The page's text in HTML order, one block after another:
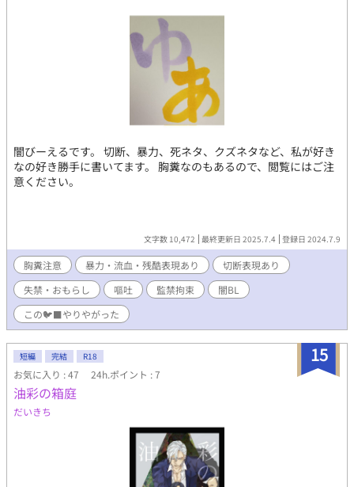
闇びーえるです。 切断、暴力、死ネタ、クズネタなど、私が好き
なの好き勝手に書いてます。 胸糞なのもあるので、閲覧にはご注
意ください。
文字数 10,472 最終更新日 2025.7.4 登録日 2024.7.9
胸糞注意 暴力・流血・残酷表現あり
切断表現あり
失禁・おもらし
嘔吐 監禁拘束
闇BL
この🐦‍⬛やりやがった
15
短編 完結 R18
お気に入り : 47 24h.ポイント : 7
油彩の箱庭
だいきち